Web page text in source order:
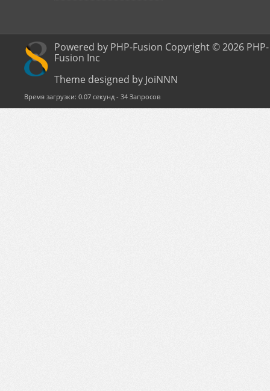
Powered by PHP-Fusion Copyright © 2026 PHP-
Fusion Inc
Theme designed by JoiNNN
Время загрузки: 0.07 секунд - 34 Запросов